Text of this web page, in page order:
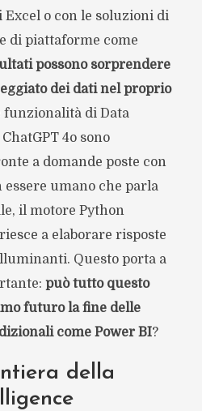
Excel o con le soluzioni di
di piattaforme come
possono sorprendere
dei dati nel proprio
funzionalità di Data
4o sono
a domande poste con
umano che parla
il motore Python
a elaborare risposte
Questo porta a
può tutto questo
futuro la fine delle
come Power BI?
della